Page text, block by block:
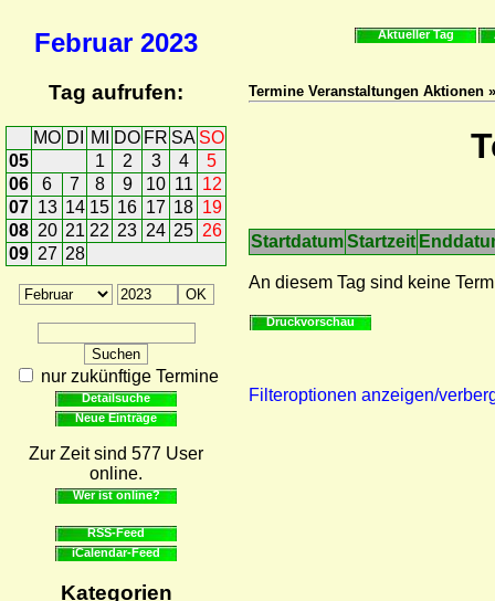
Februar 2023
Tag aufrufen:
MO DI MI DO FR SA SO
05
1 2 3 4
5
06
6 7 8 9 10 11 12
07 13 14 15 16 17 18 19
08 20 21 22 23 24 25 26
09 27 28
nur zukünftige Termine
Detailsuche
Neue Einträge
Zur Zeit sind 577 User
online.
Wer ist online?
RSS-Feed
iCalendar-Feed
Kategorien
Aktueller Tag
Termine Veranstaltungen Aktionen
StartdatumStartzeit
An diesem Tag sind keine
Druckvorschau
Filteroptionen anzeigen/